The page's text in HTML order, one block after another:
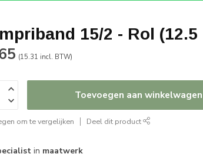
15/2 - Rol (12.5
(15.31 incl. BTW)
Toevoegen aan winkelwagen
om te vergelijken Deel dit product
in maatwerk